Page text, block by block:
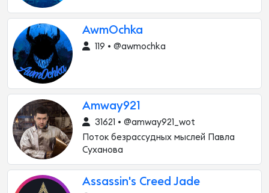
AwmOchka
119 • @awmochka
Amway921
31621 • @amway921_wot
Поток безрассудных мыслей Павла
Суханова
Assassin's Creed Jade️